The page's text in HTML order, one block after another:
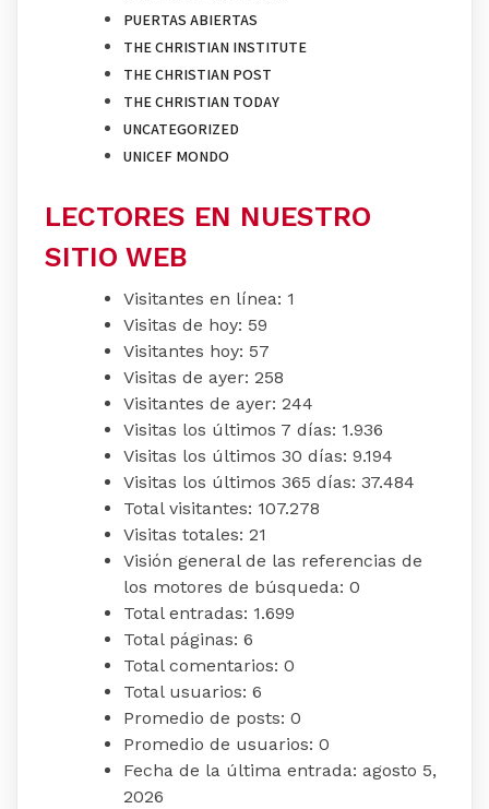
PUERTAS ABIERTAS
THE CHRISTIAN INSTITUTE
THE CHRISTIAN POST
THE CHRISTIAN TODAY
UNCATEGORIZED
UNICEF MONDO
LECTORES EN NUESTRO
SITIO WEB
Visitantes en línea: 1
Visitas de hoy: 59
Visitantes hoy: 57
Visitas de ayer: 258
Visitantes de ayer: 244
Visitas los últimos 7 días: 1.936
Visitas los últimos 30 días: 9.194
Visitas los últimos 365 días: 37.484
Total visitantes: 107.278
Visitas totales: 21
Visión general de las referencias de
los motores de búsqueda: 0
Total entradas: 1.699
Total páginas: 6
Total comentarios: 0
Total usuarios: 6
Promedio de posts: 0
Promedio de usuarios: 0
Fecha de la última entrada: agosto 5,
2026